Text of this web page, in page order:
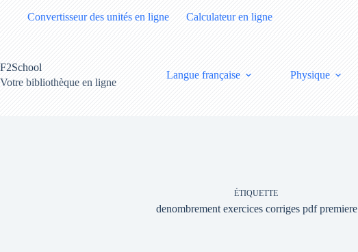
Convertisseur des unités en ligne Calculateur en ligne
F2School
Votre bibliothèque en ligne
Langue française Physique
ÉTIQUETTE
denombrement exercices corriges pdf premiere